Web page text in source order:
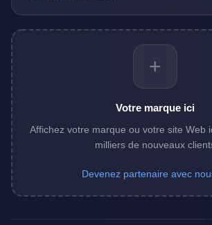
+
Votre marque ici
Affichez votre marque ou votre site Web
milliers de nouveaux
Devenez partenaire avec